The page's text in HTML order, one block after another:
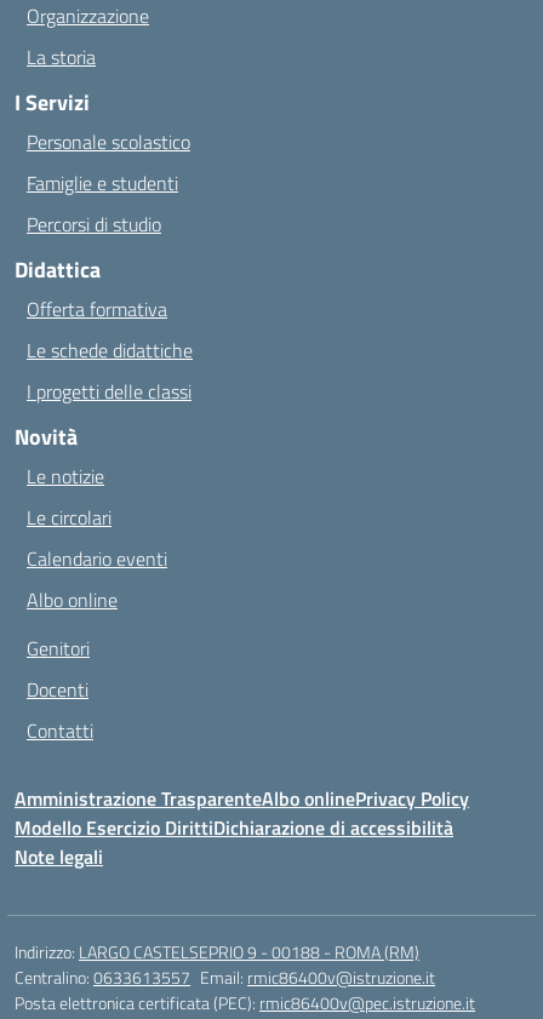
Organizzazione
La storia
I Servizi
Personale scolastico
Famiglie e studenti
Percorsi di studio
Didattica
Offerta formativa
Le schede didattiche
I progetti delle classi
Novità
Le notizie
Le circolari
Calendario eventi
Albo online
Genitori
Docenti
Contatti
Amministrazione TrasparenteAlbo onlinePrivacy Policy
Modello Esercizio DirittiDichiarazione di accessibilità
Note legali
Indirizzo: LARGO CASTELSEPRIO 9 - 00188 - ROMA (RM)
Centralino:0633613557 Email: rmic86400v@istruzione.it
Posta elettronica certificata (PEC): rmic86400v@pec.istruzione.it